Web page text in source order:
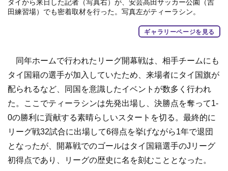
タイから来日した記者（写真右）が、安芸高田サッカー公園（吉
田練習場）でも密着取材を行った。写真左がティーラシン。
ギャラリーページを見る
同年ホームで行われたリーグ開幕戦は、相手チームにも
タイ国籍の選手が加入していたため、来場者にタイ国旗が
配られるなど、同国を意識したイベントが数多く行われ
た。ここでティーラシンは先発出場し、決勝点を奪って1-
0の勝利に貢献する素晴らしいスタートを切る。最終的に
リーグ戦32試合に出場して6得点を挙げながら1年で退団
となったが、開幕戦でのゴールはタイ国籍選手のJリーグ
初得点であり、リーグの歴史に名を刻むこととなった。